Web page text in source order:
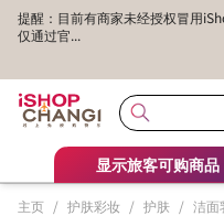
提醒：目前有商家未经授权冒用
仅通过官...
显示旅客可购商品
主页 / 护肤彩妆 / 护肤 / 洁面